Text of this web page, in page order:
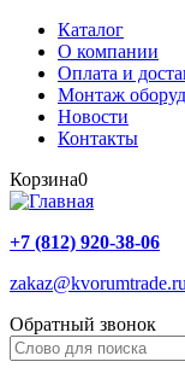
Каталог
О компании
Оплата и
Монтаж
Новости
Контакты
Корзина0
+7 (812) 920-38-06
zakaz@kvorumtrade.ru
Обратный звонок